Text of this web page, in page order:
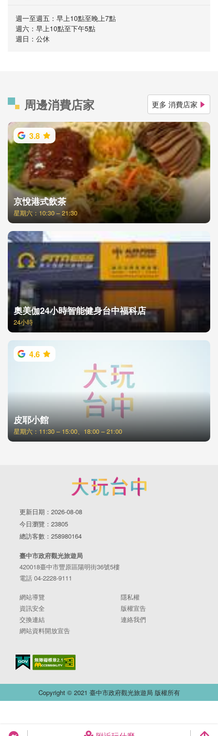
週一至週五：早上10點至晚上7點
週六：早上10點至下午5點
週日：公休
周邊消費店家 更多 消費店家
3.8
京悅港式飲茶
星期六：10:30 – 21:30
奧美伽24小時智能健身台中福科店
24小時
4.6
皮耶小館
星期六：11:30 – 15:00、18:00 – 21:00
更新日期：2026-08-08
今日瀏覽：23805
總訪客數：258980164
臺中市政府觀光旅遊局
420018臺中市豐原區陽明街36號5樓
電話 04-2228-9111
網站導覽
隱私權
資訊安全
版權宣告
交換連結
連絡我們
網站資料開放宣告
Copyright © 2021 臺中市政府觀光旅遊局 版權所有